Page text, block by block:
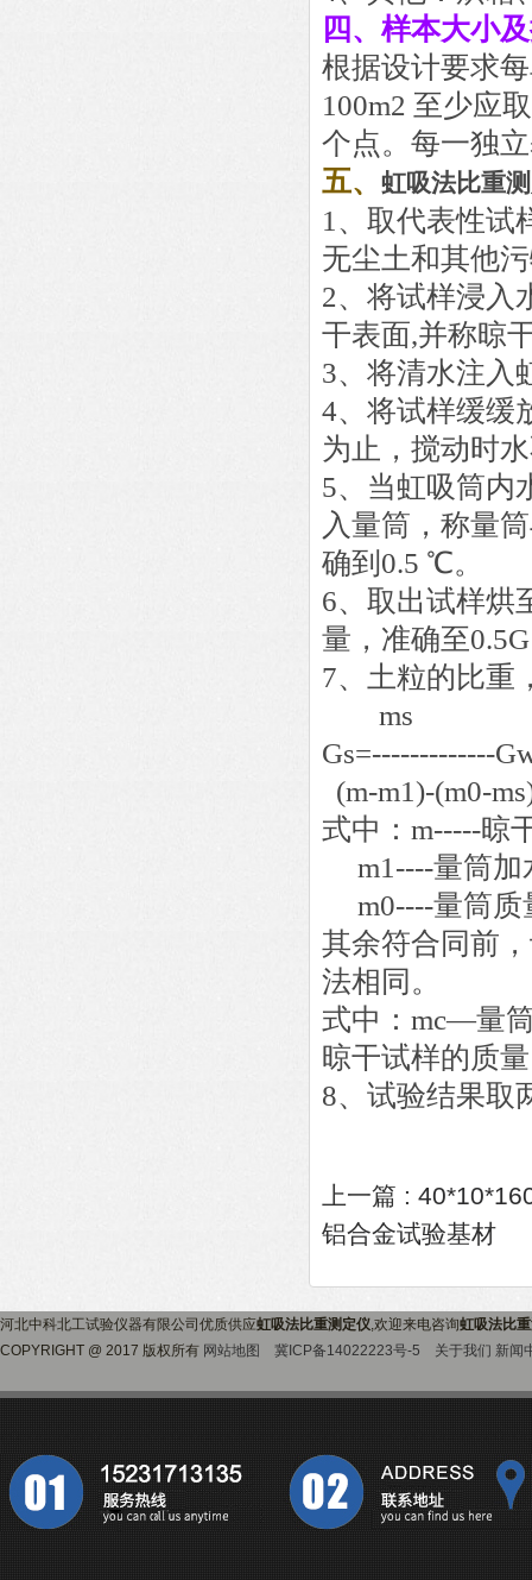
四、样本大小
根据设计要求
100m2 至少应
个点。每一独
五、 虹吸法比重
1、取代表性试
无尘土和其他
2、将试样浸入
干表面,并称晾
3、将清水注入
4、将试样缓缓
为止，搅动时
5、当虹吸筒内
入量筒，称量
确到0.5 ℃。
6、取出试样烘
量，准确至
7、土粒的比重
ms
Gs=-------------
(m-m1)-(m0-
式中：m-----晾
m1----量筒加
m0----量筒质
其余符合同前
法相同。
式中：mc—量
晾干试样的质
8、试验结果取
上一篇 :
铝合金试验基材
河北中科北工试验仪器有限公司优质供应虹吸法比重测定仪,欢迎来电咨询虹吸法比
COPYRIGHT @ 2017 版权所有 网站地图 冀ICP备14022223号-5 关于我们 新闻